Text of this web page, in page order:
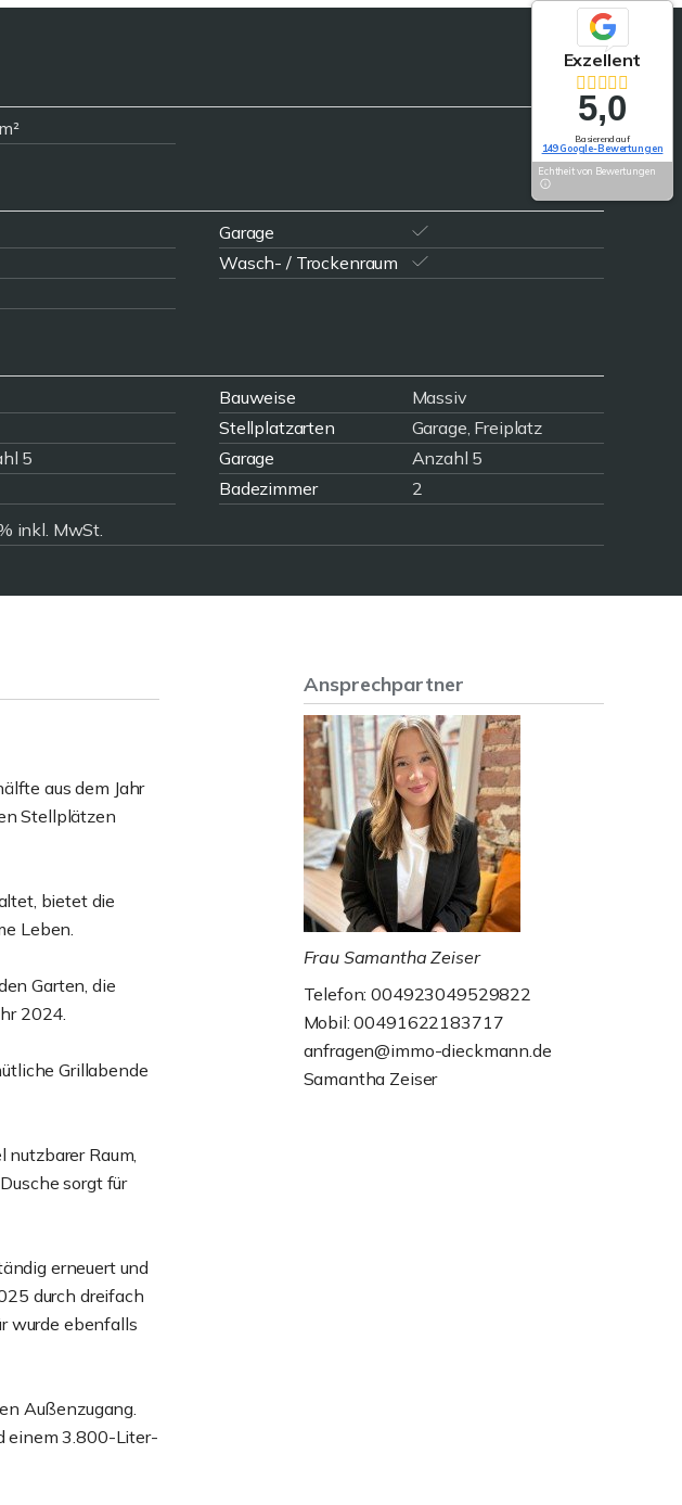
Garage
Wasch- / Trockenraum
Bauweise
Massiv
Stellplatzarten
Garage, Freiplatz
5 Garage
Anzahl 5
Badezimmer
2
inkl. MwSt.
aus dem Jahr
Stellplätzen
bietet die
Leben.
Garten, die
2024.
Grillabende
Raum,
sorgt für
erneuert und
durch dreifach
wurde ebenfalls
Außenzugang.
einem 3.800-Liter-
Ansprechpartner
Frau Samantha Zeiser
Telefon: 004923049529822
Mobil: 00491622183717
anfragen@immo-dieckmann.de
Samantha Zeiser
Exzellent
5,0
Basierend auf
149 Google-Bewertungen
Echtheit von Bewertungen